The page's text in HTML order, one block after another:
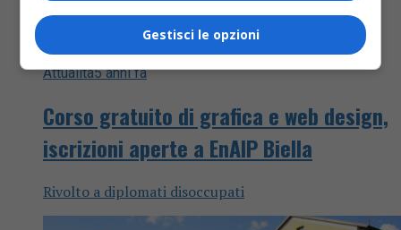
Attualità5 anni fa
Corso gratuito di grafica e web design,
iscrizioni aperte a EnAIP Biella
Rivolto a diplomati disoccupati
Gestisci le opzioni